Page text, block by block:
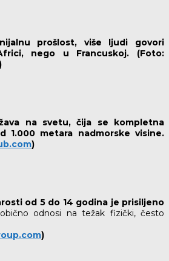
prošlost, više ljudi govori
nego u Francuskoj. (Foto:
na svetu, čija se kompletna
1.000 metara nadmorske visine.
)
od 5 do 14 godina je prisiljeno
odnosi na težak fizički, često
)